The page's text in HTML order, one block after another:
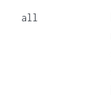
all